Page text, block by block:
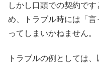
しかし口頭での契約で
め、トラブル時には「
ってしまいかねません。
トラブルの例としては